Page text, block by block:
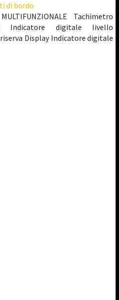
di bordo
Tachimetro
Indicatore digitale livello
Display Indicatore digitale